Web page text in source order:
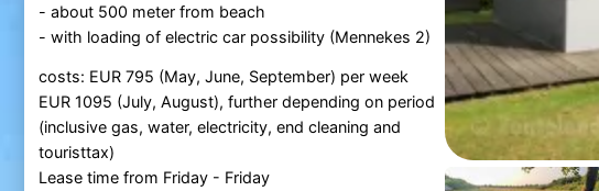
- about 500 meter from beach
- with loading of electric car possibility (Mennekes 2)
costs: EUR 795 (May, June, September) per week
EUR 1095 (July, August), further depending on period
(inclusive gas, water, electricity, end cleaning and
touristtax)
Lease time from Friday - Friday